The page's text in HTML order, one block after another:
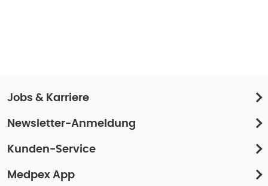
Jobs & Karriere
Newsletter-Anmeldung
Kunden-Service
Medpex App